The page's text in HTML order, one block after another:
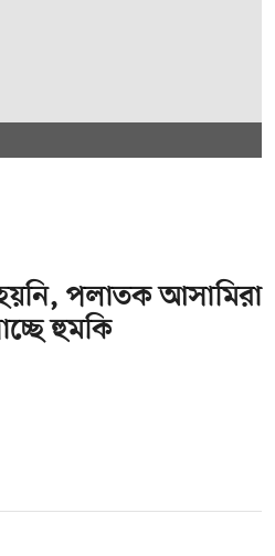
পলাতক আসামিরা
হুমকি